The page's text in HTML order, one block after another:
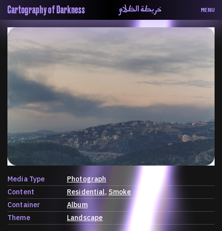
Cartography of Darkness خريطة الظلام MENU
About
ماهيتنا
Repository
الحاوية
Contributors
المساهمين
Media Type
Photograph
Content
Residential Smoke
Container
Album
Theme
Landscape